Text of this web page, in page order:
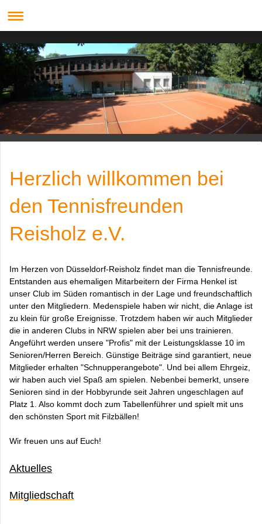
Herzlich willkommen bei
den Tennisfreunden
Reisholz e.V.
Im Herzen von Düsseldorf-Reisholz findet man die Tennisfreunde.
Entstanden aus ehemaligen Mitarbeitern der Firma Henkel ist
unser Club im Süden romantisch in der Lage und freundschaftlich
unter den Mitgliedern. Medenspiele haben wir nicht, die Anlage ist
zu klein für große Ereignisse. Trotzdem haben wir auch Mitglieder
die in anderen Clubs in NRW spielen aber bei uns trainieren.
Angeführt werden unsere "Profis" mit der Leistungsklasse 10 im
Senioren/Herren Bereich. Günstige Beiträge sind garantiert, neue
Mitglieder erhalten "Schnupperangebote". Und bei allem Ehrgeiz,
wir haben auch viel Spaß am spielen. Nebenbei bemerkt, unsere
Senioren sind in der Hobbyrunde seit Jahren ungeschlagen auf
Platz 1. Also kommt doch zum Tabellenführer und spielt mit uns
den schönsten Sport mit Filzbällen!
Wir freuen uns auf Euch!
Aktuelles
Mitgliedschaft